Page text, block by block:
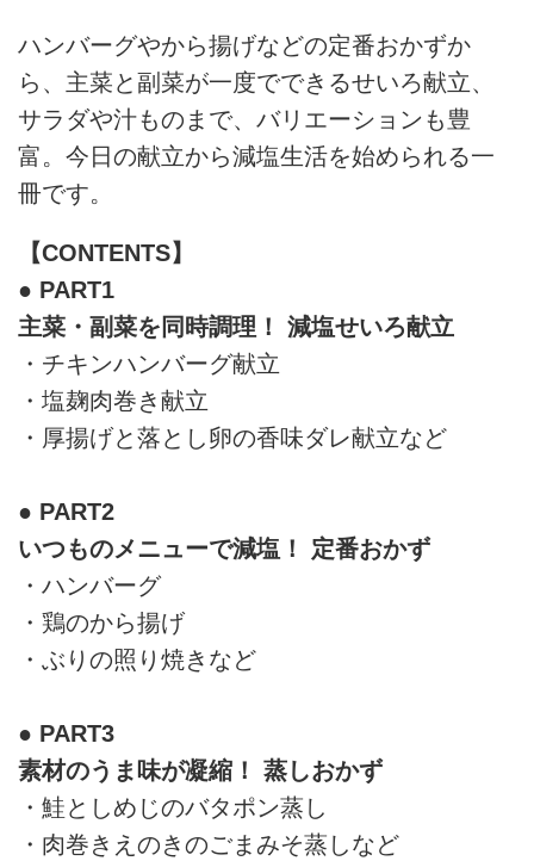
ハンバーグやから揚げなどの定番おかずか
ら、主菜と副菜が一度でできるせいろ献立、
サラダや汁ものまで、バリエーションも豊
富。今日の献立から減塩生活を始められる一
冊です。
【CONTENTS】
● PART1
主菜・副菜を同時調理！ 減塩せいろ献立
・チキンハンバーグ献立
・塩麹肉巻き献立
・厚揚げと落とし卵の香味ダレ献立など
● PART2
いつものメニューで減塩！ 定番おかず
・ハンバーグ
・鶏のから揚げ
・ぶりの照り焼きなど
● PART3
素材のうま味が凝縮！ 蒸しおかず
・鮭としめじのバタポン蒸し
・肉巻きえのきのごまみそ蒸しなど